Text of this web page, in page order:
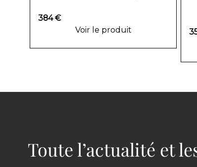
384 €
Voir le produit
Toute l’actualité et